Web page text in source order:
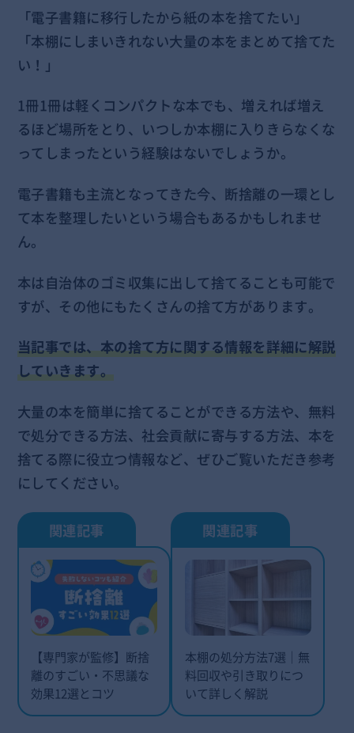
「電子書籍に移行したから紙の本を捨てたい」
「本棚にしまいきれない大量の本をまとめて捨てた
い！」
1冊1冊は軽くコンパクトな本でも、増えれば増え
るほど場所をとり、いつしか本棚に入りきらなくな
ってしまったという経験はないでしょうか。
電子書籍も主流となってきた今、断捨離の一環とし
て本を整理したいという場合もあるかもしれませ
ん。
本は自治体のゴミ収集に出して捨てることも可能で
すが、その他にもたくさんの捨て方があります。
当記事では、本の捨て方に関する情報を詳細に解説
していきます。
大量の本を簡単に捨てることができる方法や、無料
で処分できる方法、社会貢献に寄与する方法、本を
捨てる際に役立つ情報など、ぜひご覧いただき参考
にしてください。
【専門家が監修】断捨
離のすごい・不思議な
効果12選とコツ
本棚の処分方法7選｜無
料回収や引き取りにつ
いて詳しく解説